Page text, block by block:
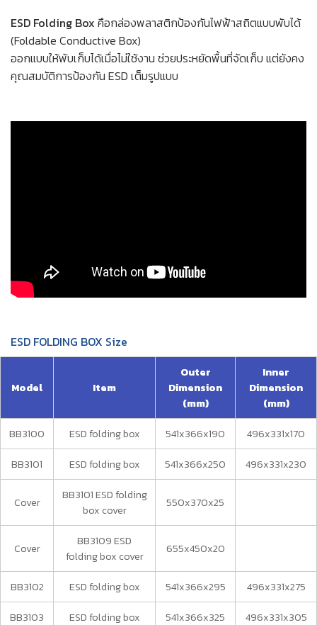
ESD Folding Box คือกล่องพลาสติกป้องกันไฟฟ้าสถิตแบบพับได้
(Foldable Conductive Box)
ออกแบบให้พับเก็บได้เมื่อไม่ใช้งาน ช่วยประหยัดพื้นที่จัดเก็บ แต่ยังคง
คุณสมบัติการป้องกัน ESD เต็มรูปแบบ
ESD FOLDING BOX Size
Model Item
Outer
Dimension
(mm)
Inner
Dimension
(mm)
BB3100
ESD folding box 541x366x190
496x331x170
BB3101
ESD folding box 541x366x250 496x331x230
Cover
BB3101 ESD folding
box cover
550x370x25
Cover
BB3109 ESD
folding box cover
655x450x20
BB3102 ESD folding box 541x366x295
496x331x275
BB3103
ESD folding box 541x366x325 496x331x305